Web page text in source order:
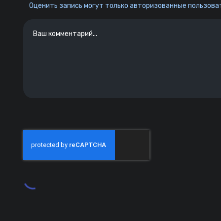
Оценить запись могут только авторизованные